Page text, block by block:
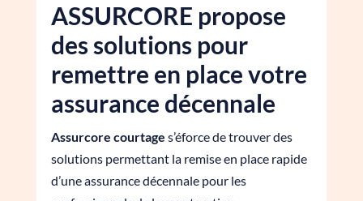
ASSURCORE propose
des solutions pour
remettre en place votre
assurance décennale
Assurcore courtage s’éforce de trouver des
solutions permettant la remise en place rapide
d’une assurance décennale pour les